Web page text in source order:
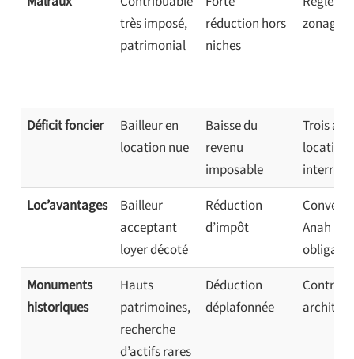
très imposé,
patrimonial
réduction hors
niches
zonage
Déficit foncier
Bailleur en
location nue
Baisse du
revenu
imposable
Trois
location
Loc’avantages
Bailleur
acceptant
loyer décoté
Réduction
d’impôt
Anah
Monuments
historiques
Hauts
patrimoines,
recherche
d’actifs rares
Déduction
déplafonnée